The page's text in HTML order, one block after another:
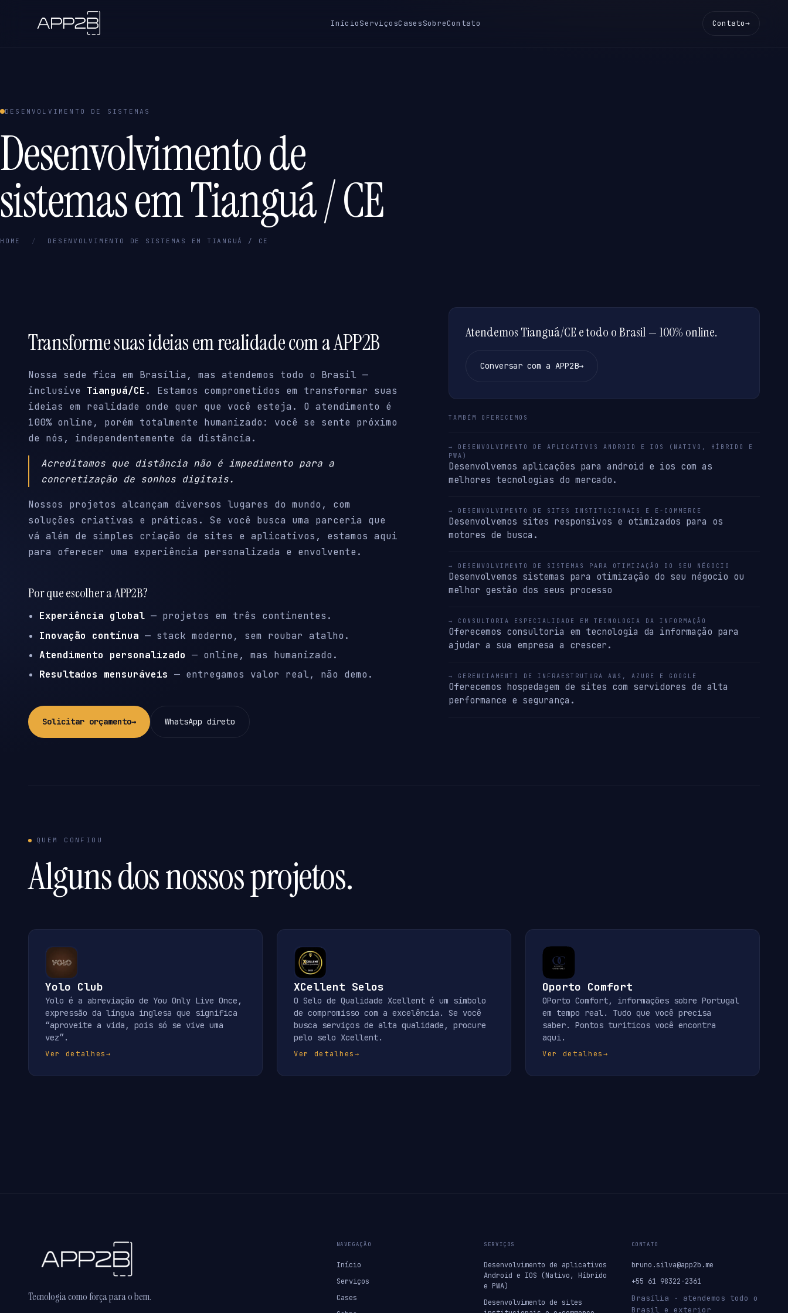
InícioServiçosCasesSobreContato Contato→
DESENVOLVIMENTO DE SISTEMAS
Desenvolvimento de
sistemas em Tianguá / CE
HOME / DESENVOLVIMENTO DE SISTEMAS EM TIANGUÁ / CE
Transforme suas ideias em realidade com a APP2B
Nossa sede fica em Brasília, mas atendemos todo o Brasil —
inclusive Tianguá/CE . Estamos comprometidos em transformar suas
ideias em realidade onde quer que você esteja. O atendimento é
100% online, porém totalmente humanizado: você se sente próximo
de nós, independentemente da distância.
Acreditamos que distância não é impedimento para a
concretização de sonhos digitais.
Nossos projetos alcançam diversos lugares do mundo, com
soluções criativas e práticas. Se você busca uma parceria que
vá além de simples criação de sites e aplicativos, estamos aqui
para oferecer uma experiência personalizada e envolvente.
Por que escolher a APP2B?
Experiência global — projetos em três continentes.
Inovação contínua — stack moderno, sem roubar atalho.
Atendimento personalizado — online, mas humanizado.
Resultados mensuráveis — entregamos valor real, não demo.
Solicitar orçamento→ WhatsApp direto
Atendemos Tianguá/CE e todo o Brasil — 100% online.
Conversar com a APP2B→
TAMBÉM OFERECEMOS
→ DESENVOLVIMENTO DE APLICATIVOS ANDROID E IOS (NATIVO, HÍBRIDO E
PWA)
Desenvolvemos aplicações para android e ios com as
melhores tecnologias do mercado.
→ DESENVOLVIMENTO DE SITES INSTITUCIONAIS E E-COMMERCE
Desenvolvemos sites responsivos e otimizados para os
motores de busca.
→ DESENVOLVIMENTO DE SISTEMAS PARA OTIMIZAÇÃO DO SEU NÉGOCIO
Desenvolvemos sistemas para otimização do seu négocio ou
melhor gestão dos seus processo
→ CONSULTORIA ESPECIALIDADE EM TECNOLOGIA DA INFORMAÇÃO
Oferecemos consultoria em tecnologia da informação para
ajudar a sua empresa a crescer.
→ GERENCIAMENTO DE INFRAESTRUTURA AWS, AZURE E GOOGLE
Oferecemos hospedagem de sites com servidores de alta
performance e segurança.
QUEM CONFIOU
Alguns dos nossos projetos.
Yolo Club
Yolo é a abreviação de You Only Live Once,
expressão da língua inglesa que significa
“aproveite a vida, pois só se vive uma
vez”.
Ver detalhes→
XCellent Selos
O Selo de Qualidade Xcellent é um símbolo
de compromisso com a excelência. Se você
busca serviços de alta qualidade, procure
pelo selo Xcellent.
Ver detalhes→
Oporto Comfort
OPorto Comfort, informações sobre Portugal
em tempo real. Tudo que você precisa
saber. Pontos turiticos você encontra
aqui.
Ver detalhes→
Tecnologia como força para o bem.
NAVEGAÇÃO
Início
Serviços
Cases
SERVIÇOS
Desenvolvimento de aplicativos
Android e IOS (Nativo, Híbrido
e PWA)
Desenvolvimento de sites
CONTATO
bruno.silva@app2b.me
+55 61 98322-2361
Brasília · atendemos todo o
Brasil e exterior